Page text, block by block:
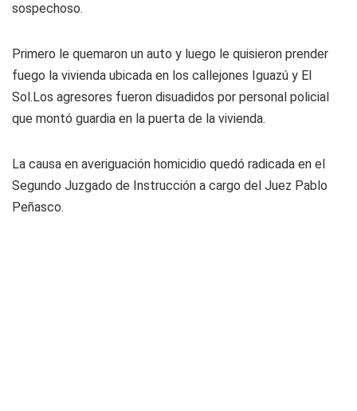
sospechoso.
Primero le quemaron un auto y luego le quisieron prender
fuego la vivienda ubicada en los callejones Iguazú y El
Sol.Los agresores fueron disuadidos por personal policial
que montó guardia en la puerta de la vivienda.
La causa en averiguación homicidio quedó radicada en el
Segundo Juzgado de Instrucción a cargo del Juez Pablo
Peñasco.